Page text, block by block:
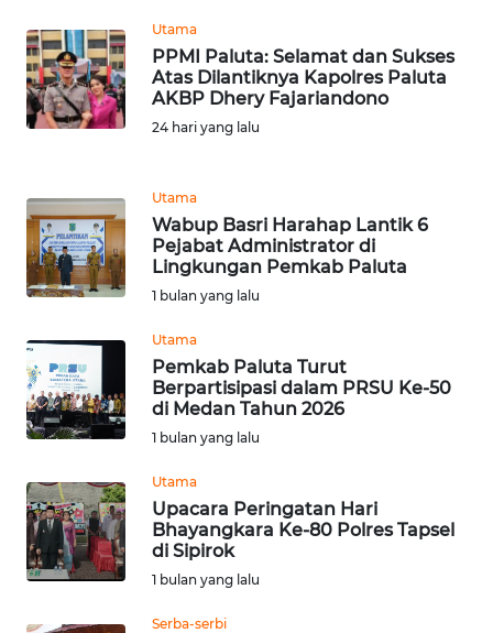
Utama
PPMI Paluta: Selamat dan Sukses
Atas Dilantiknya Kapolres Paluta
AKBP Dhery Fajariandono
24 hari yang lalu
Utama
Wabup Basri Harahap Lantik 6
Pejabat Administrator di
Lingkungan Pemkab Paluta
1 bulan yang lalu
Utama
Pemkab Paluta Turut
Berpartisipasi dalam PRSU Ke-50
di Medan Tahun 2026
1 bulan yang lalu
Utama
Upacara Peringatan Hari
Bhayangkara Ke-80 Polres Tapsel
di Sipirok
1 bulan yang lalu
Serba-serbi
WN
NTB
WN
WN
SULBAR
WN
WN
SUMBAR
SUMSEL
WN
BENGKULU
WN